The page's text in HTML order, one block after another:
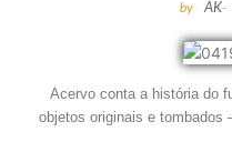
by AK-
Acervo conta a história do
objetos originais e tombados